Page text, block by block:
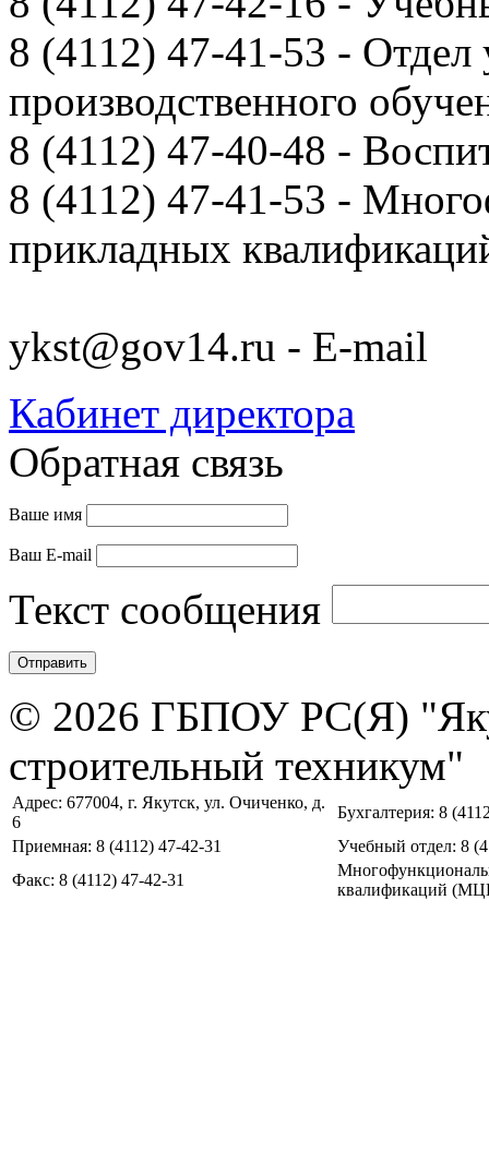
8 (4112) 47-41-53 - Отдел
производственного
8 (4112) 47-40-48 -
8 (4112) 47-41-53 -
прикладных
ykst@gov14.ru - E-mail
Кабинет директора
Обратная связь
Ваше имя
Ваш E-mail
Текст сообщения
© 2026 ГБПОУ РС(Я)
строительный техникум"
Адрес: 677004, г. Якутск, ул. Очиченко, д.
6
Бухгалтерия: 8
Приемная: 8 (4112) 47-42-31
Учебный отдел: 8
Факс: 8 (4112) 47-42-31
квалификаций